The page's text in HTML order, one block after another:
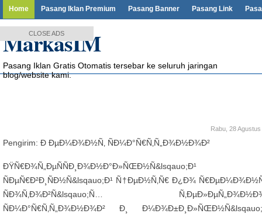
Home Pasang Iklan Premium Pasang Banner Pasang Link
MarkasIM
Pasang Iklan Gratis Otomatis tersebar ke seluruh jaringan
blog/website kami.
Rabu, 28
Pengirim: Ð ÐµÐ¼Ð¾Ð½Ñ‚ ÑÐ¼Ð°Ñ€Ñ‚Ñ„Ð¾Ð½Ð¾Ð²
ÐŸÑ€Ð¾Ñ„ÐµÑÑÐ¸Ð¾Ð½Ð°Ð»ÑŒÐ½Ñ&lsqauo;Ð¹
ÑÐµÑ€Ð²Ð¸ÑÐ½Ñ&lsqauo;Ð¹ Ñ†ÐµÐ½Ñ‚Ñ€ Ð¿Ð¾
ÑÐ¾Ñ‚Ð¾Ð²Ñ&lsqauo;Ñ…
ÑÐ¼Ð°Ñ€Ñ‚Ñ„Ð¾Ð½Ð¾Ð² Ð¸
CLOSE ADS